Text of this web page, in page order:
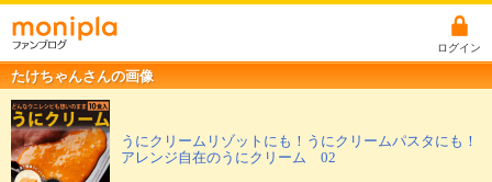
ログイン
たけちゃんさんの画像
うにクリームリゾットにも！うにクリームパスタにも！
アレンジ自在のうにクリーム 02